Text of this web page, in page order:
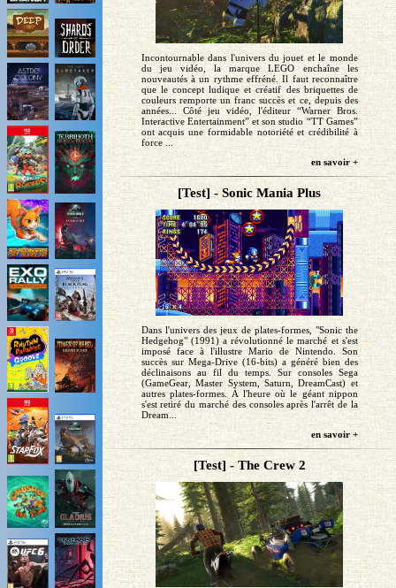
Incontournable dans l'univers du jouet et le monde
du jeu vidéo, la marque LEGO enchaîne les
nouveautés à un rythme effréné. Il faut reconnaître
que le concept ludique et créatif des briquettes de
couleurs remporte un franc succès et ce, depuis des
années... Côté jeu vidéo, l'éditeur “Warner Bros.
Interactive Entertainment” et son studio “TT Games”
ont acquis une formidable notoriété et crédibilité à
force ...
en savoir +
[Test] - Sonic Mania Plus
Dans l'univers des jeux de plates-formes, "Sonic the
Hedgehog" (1991) a révolutionné le marché et s'est
imposé face à l'illustre Mario de Nintendo. Son
succès sur Mega-Drive (16-bits) a généré bien des
déclinaisons au fil du temps. Sur consoles Sega
(GameGear, Master System, Saturn, DreamCast) et
autres plates-formes. À l'heure où le géant nippon
s'est retiré du marché des consoles après l'arrêt de la
Dream...
en savoir +
[Test] - The Crew 2